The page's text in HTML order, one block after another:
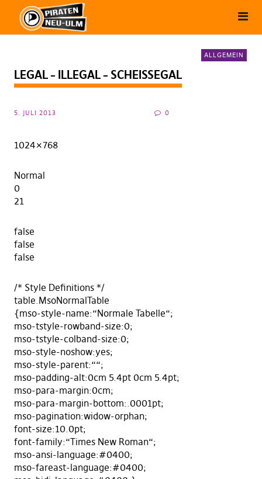
ALLGEMEIN
LEGAL – ILLEGAL – SCHEISSEGAL
5. JULI 2013 0
1024×768
Normal
0
21
false
false
false
/* Style Definitions */
table.MsoNormalTable
{mso-style-name:“Normale Tabelle“;
mso-tstyle-rowband-size:0;
mso-tstyle-colband-size:0;
mso-style-noshow:yes;
mso-style-parent:““;
mso-padding-alt:0cm 5.4pt 0cm 5.4pt;
mso-para-margin:0cm;
mso-para-margin-bottom:.0001pt;
mso-pagination:widow-orphan;
font-size:10.0pt;
font-family:“Times New Roman“;
mso-ansi-language:#0400;
mso-fareast-language:#0400;